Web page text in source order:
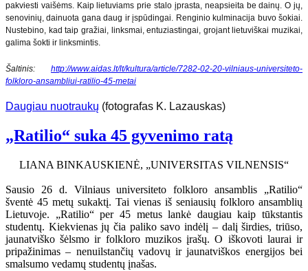
pakviesti vaišėms. Kaip lietuviams prie stalo įprasta, neapsieita be dainų. O jų,
senovinių, dainuota gana daug ir įspūdingai. Renginio kulminacija buvo šokiai.
Nustebino, kad taip gražiai, linksmai, entuziastingai, grojant lietuviškai muzikai,
galima šokti ir linksmintis.
Šaltinis: http://www.aidas.lt/lt/kultura/article/7282-02-20-vilniaus-universiteto-
folkloro-ansambliui-ratilio-45-metai
Daugiau nuotraukų (fotografas K. Lazauskas)
„Ratilio“ suka 45 gyvenimo ratą
LIANA BINKAUSKIENĖ, „UNIVERSITAS VILNENSIS“
Sausio 26 d. Vilniaus universiteto folkloro ansamblis „Ratilio“
šventė 45 metų sukaktį. Tai vienas iš seniausių folkloro ansamblių
Lietuvoje. „Ratilio“ per 45 metus lankė daugiau kaip tūkstantis
studentų. Kiekvienas jų čia paliko savo indėlį – dalį širdies, triūso,
jaunatviško šėlsmo ir folkloro muzikos įrašų. O iškovoti laurai ir
pripažinimas – nenuilstančių vadovų ir jaunatviškos energijos bei
smalsumo vedamų studentų įnašas.